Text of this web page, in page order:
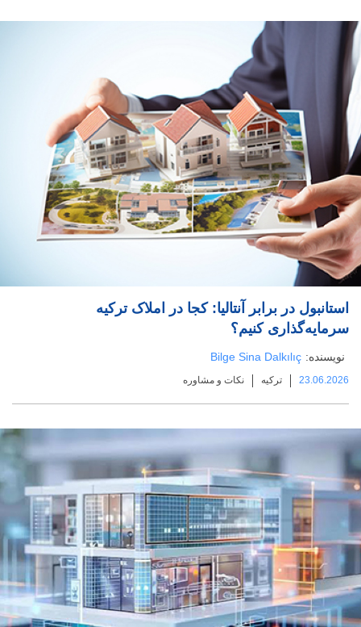
استانبول در برابر آنتالیا: کجا در املاک ترکیه
سرمایه‌گذاری کنیم؟
نویسنده: Bilge Sina Dalkılıç
23.06.2026 ترکیه نکات و مشاوره